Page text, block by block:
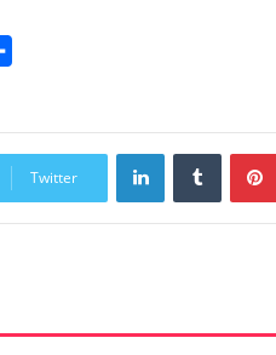
Twitter
LinkedInTumblr